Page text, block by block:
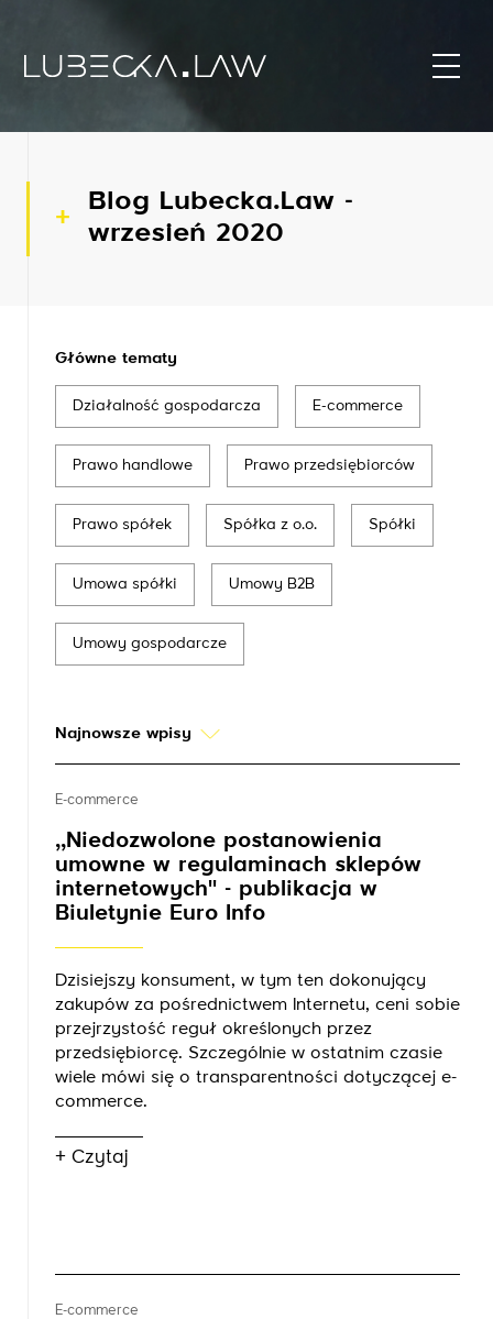
Blog Lubecka.Law -
wrzesień 2020
Główne tematy
Działalność gospodarcza E-commerce
Prawo handlowe Prawo przedsiębiorców
Prawo spółek Spółka z o.o. Spółki
Umowa spółki Umowy B2B
Umowy gospodarcze
Najnowsze wpisy
E-commerce
,,Niedozwolone postanowienia
umowne w regulaminach sklepów
internetowych'' - publikacja w
Biuletynie Euro Info
Dzisiejszy konsument, w tym ten dokonujący
zakupów za pośrednictwem Internetu, ceni sobie
przejrzystość reguł określonych przez
przedsiębiorcę. Szczególnie w ostatnim czasie
wiele mówi się o transparentności dotyczącej e-
commerce.
+ Czytaj
E-commerce